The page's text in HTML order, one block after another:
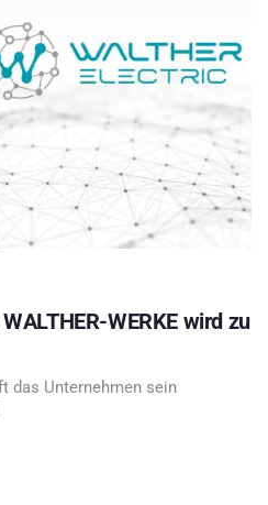
WERKE wird zu
das Unternehmen sein